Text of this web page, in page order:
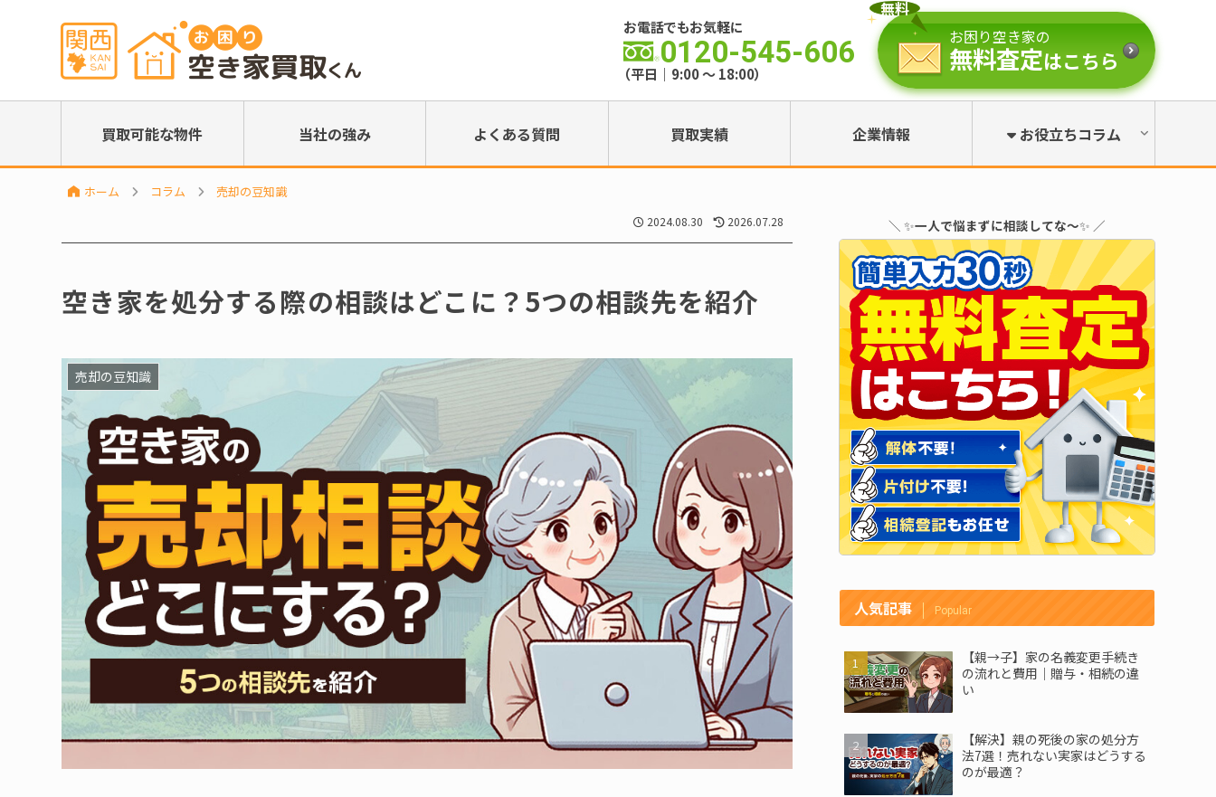
お電話でもお気軽に
0120-545-606
（平日｜9:00 ～ 18:00）
無料
お困り空き家の
無料査定はこちら
買取可能な物件 当社の強み よくある質問 買取実績 企業情報 お役立ちコラム
ホーム コラム 売却の豆知識
2024.08.30 2026.07.28
空き家を処分する際の相談はどこに？5つの相談先を紹介
売却の豆知識
＼ ✨一人で悩まずに相談してな～✨ ／
人気記事 Popular
【親→子】家の名義変更手続き
の流れと費用｜贈与・相続の違
い
【解決】親の死後の家の処分方
法7選！売れない実家はどうする
のが最適？